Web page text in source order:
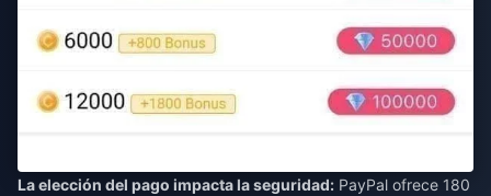
La elección del pago impacta la seguridad: PayPal ofrece 180